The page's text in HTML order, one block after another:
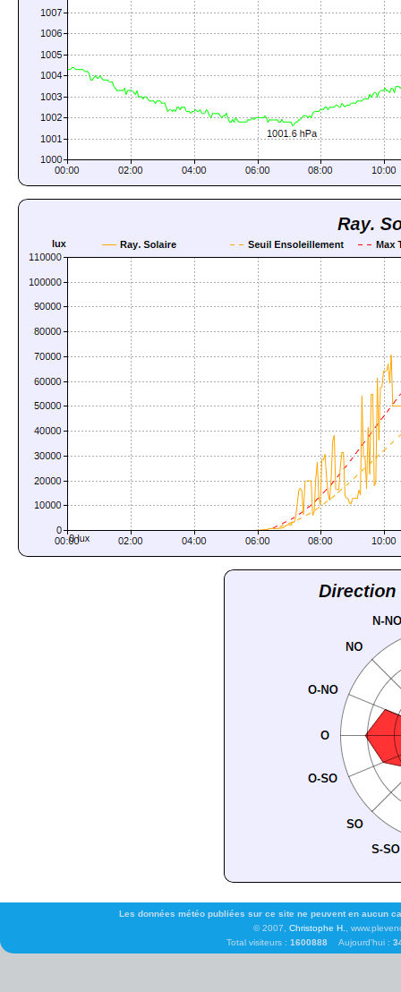
Les données météo publiées sur ce site ne peuvent en aucun
© 2007,Christophe H.,
Total visiteurs : 1600888 Aujourd'hui :